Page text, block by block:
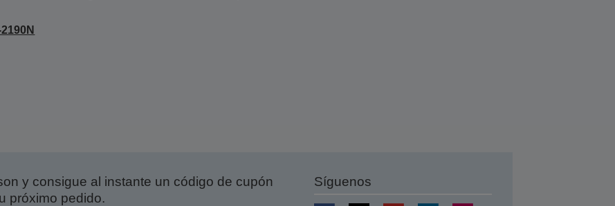
y consigue al instante un código de cupón
próximo pedido.
Síguenos